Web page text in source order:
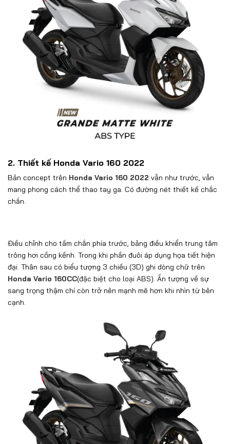
2. Thiết kế Honda Vario 160 2022
Bản concept trên Honda Vario 160 2022 vẫn như trước, vẫn
mang phong cách thể thao tay ga. Có đường nét thiết kế chắc
chắn.
Điều chỉnh cho tấm chắn phía trước, bảng điều khiển trung tâm
trông hơi cồng kềnh. Trong khi phần đuôi áp dụng họa tiết hiện
đại. Thân sau có biểu tượng 3 chiều (3D) ghi dòng chữ trên
Honda Vario 160CC(đặc biệt cho loại ABS). Ấn tượng về sự
sang trọng thậm chí còn trở nên mạnh mẽ hơn khi nhìn từ bên
cạnh.